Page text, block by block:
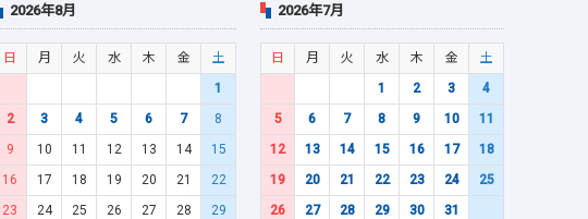
2026年8月
日 月 火 水 木 金
土
1
2
3 4 5 6 7
8
9
10 11 12 13 14
15
16
17 18 19 20 21
22
23
24 25 26 27 28
29
2026年7月
日 月 火 水 木 金
土
1
2 3
4
5
6 7 8 9 10
11
12
13 14 15 16 17
18
19
20 21 22 23 24
25
26
27 28 29 30 31